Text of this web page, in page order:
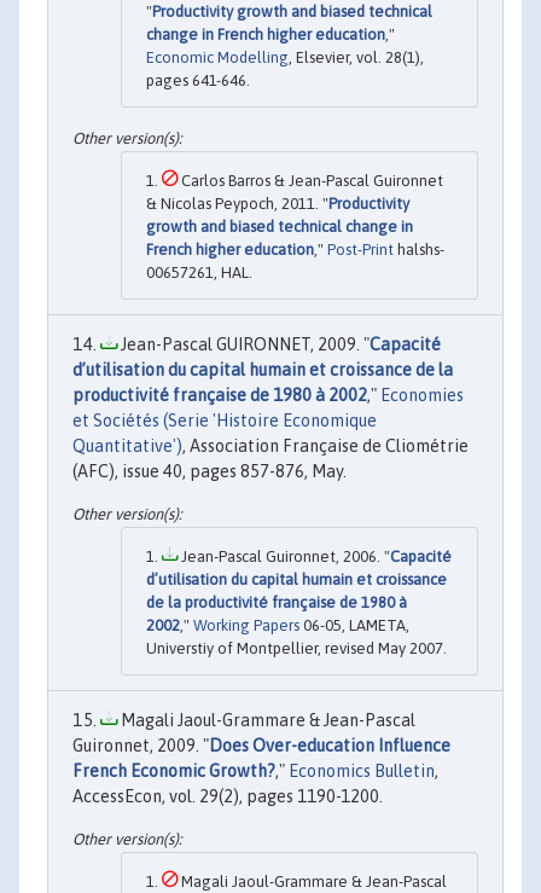
"Productivity growth and biased technical
change in French higher education,"
Economic Modelling, Elsevier, vol. 28(1),
pages 641-646.
Carlos Barros & Jean-Pascal Guironnet
& Nicolas Peypoch, 2011. "Productivity
growth and biased technical change in
French higher education ," Post-Print halshs-
00657261, HAL.
Jean-Pascal GUIRONNET, 2009. "Capacité
d’utilisation du capital humain et croissance de la
productivité française de 1980 à 2002," Economies
et Sociétés (Serie 'Histoire Economique
Quantitative'), Association Française de Cliométrie
(AFC), issue 40, pages 857-876, May.
Jean-Pascal Guironnet, 2006. "Capacité
d’utilisation du capital humain et croissance
de la productivité française de 1980 à
2002 ," Working Papers 06-05, LAMETA,
Universtiy of Montpellier, revised May 2007.
Magali Jaoul-Grammare & Jean-Pascal
Guironnet, 2009. "Does Over-education Influence
French Economic Growth?," Economics Bulletin,
AccessEcon, vol. 29(2), pages 1190-1200.
Magali Jaoul-Grammare & Jean-Pascal